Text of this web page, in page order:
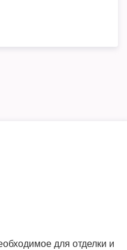
для отделки и